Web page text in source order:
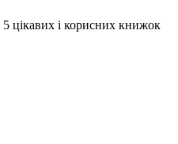
5 цікавих і корисних книжок